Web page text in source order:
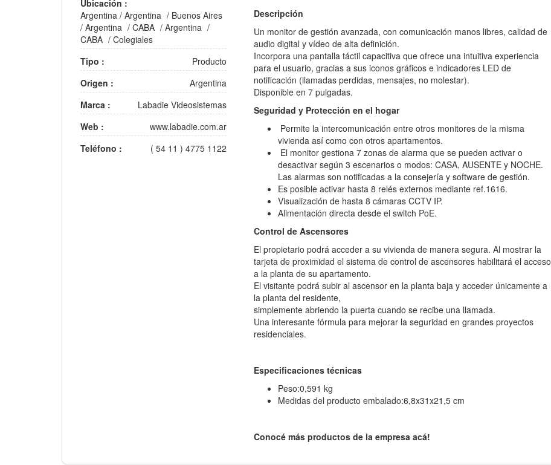
Ubicación :
Argentina / Argentina / Buenos Aires
/ Argentina / CABA / Argentina /
CABA / Colegiales
Tipo :
Producto
Origen :
Argentina
Marca :
Labadie Videosistemas
Web :
www.labadie.com.ar
Teléfono :
( 54 11 ) 4775 1122
Descripción
Un monitor de gestión avanzada, con comunicación manos libres, calidad de
audio digital y vídeo de alta definición.
Incorpora una pantalla táctil capacitiva que ofrece una intuitiva experiencia
para el usuario, gracias a sus iconos gráficos e indicadores LED de
notificación (llamadas perdidas, mensajes, no molestar).
Disponible en 7 pulgadas.
Seguridad y Protección en el hogar
Permite la intercomunicación entre otros monitores de la misma
vivienda así como con otros apartamentos.
El monitor gestiona 7 zonas de alarma que se pueden activar o
desactivar según 3 escenarios o modos: CASA, AUSENTE y NOCHE.
Las alarmas son notificadas a la consejería y software de gestión.
Es posible activar hasta 8 relés externos mediante ref.1616.
Visualización de hasta 8 cámaras CCTV IP.
Alimentación directa desde el switch PoE.
Control de Ascensores
El propietario podrá acceder a su vivienda de manera segura. Al mostrar la
tarjeta de proximidad el sistema de control de ascensores habilitará el acceso
a la planta de su apartamento.
El visitante podrá subir al ascensor en la planta baja y acceder únicamente a
la planta del residente,
simplemente abriendo la puerta cuando se recibe una llamada.
Una interesante fórmula para mejorar la seguridad en grandes proyectos
residenciales.
Especificaciones técnicas
Peso:0,591 kg
Medidas del producto embalado:6,8x31x21,5 cm
Conocé más productos de la empresa acá!